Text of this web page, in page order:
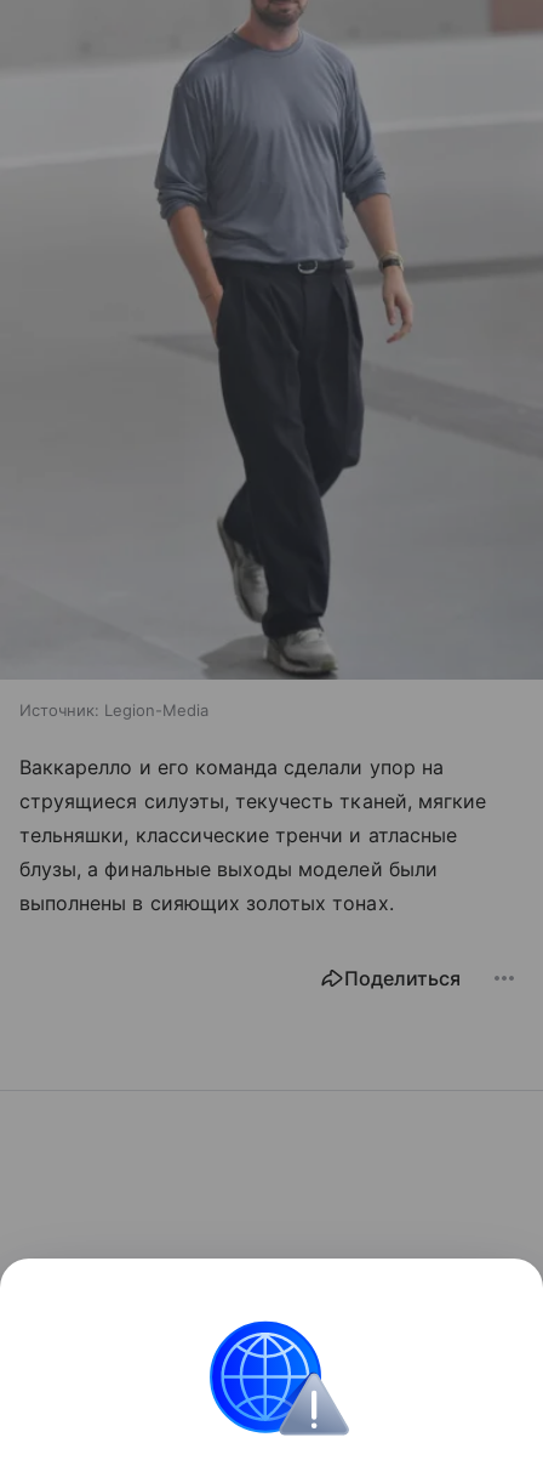
Источник: Legion-Media
Ваккарелло и его команда сделали упор на
струящиеся силуэты, текучесть тканей, мягкие
тельняшки, классические тренчи и атласные
блузы, а финальные выходы моделей были
выполнены в сияющих золотых тонах.
Поделиться